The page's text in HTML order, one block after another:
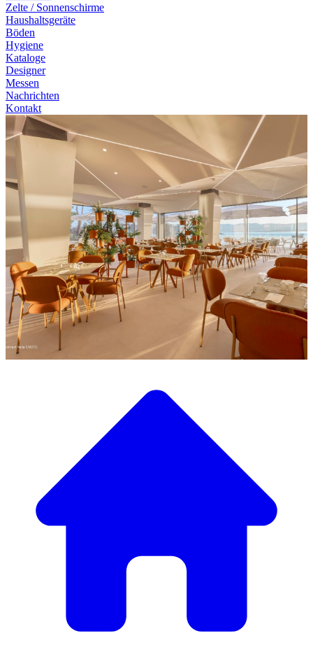
Zelte / Sonnenschirme
Haushaltsgeräte
Böden
Hygiene
Kataloge
Designer
Messen
Nachrichten
Kontakt
Entdecken Sie unsere große Auswahl an Designermöbeln
Unser Möbelkatalog
Von eleganten Tischen und Stühlen bis zu luxuriösen
Atmosphäre zu schaffen.